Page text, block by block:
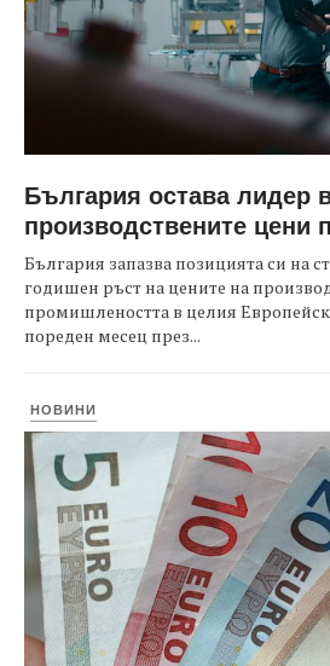
България остава лидер
производствените цени
България запазва позицията си на
годишен ръст на цените на
промишлеността в целия
пореден месец през...
НОВИНИ